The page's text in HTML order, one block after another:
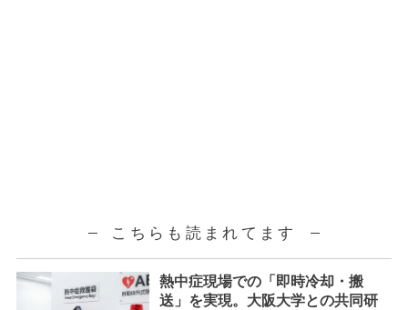
こちらも読まれてます
熱中症現場での「即時冷却・搬
送」を実現。大阪大学との共同研